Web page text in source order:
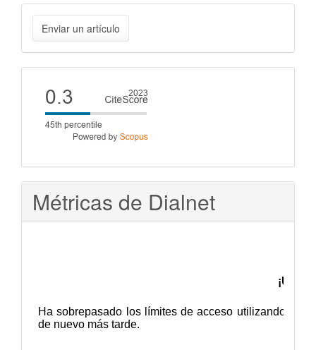
Enviar
un
artículo
Enviar un artículo
Cite
score
Métricas de Dialnet